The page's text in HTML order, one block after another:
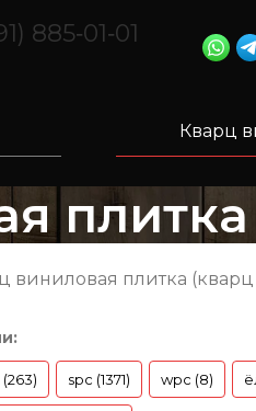
885‑01‑01
Кварц
виниловая плитка
(263) spc (1371) wpc (8)